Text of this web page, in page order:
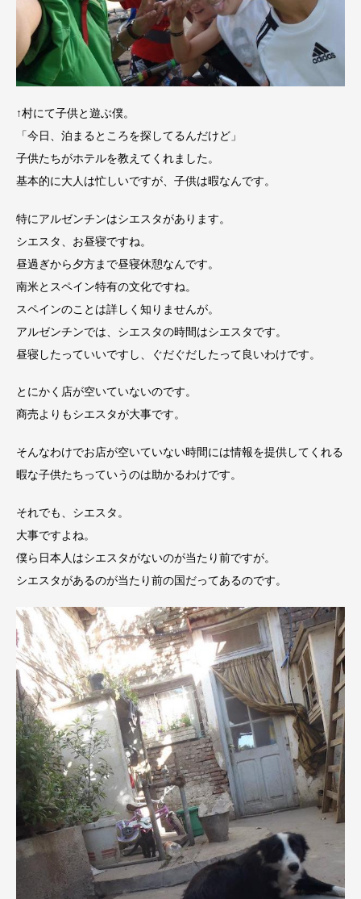
↑村にて子供と遊ぶ僕。
「今日、泊まるところを探してるんだけど」
子供たちがホテルを教えてくれました。
基本的に大人は忙しいですが、子供は暇なんです。
特にアルゼンチンはシエスタがあります。
シエスタ、お昼寝ですね。
昼過ぎから夕方まで昼寝休憩なんです。
南米とスペイン特有の文化ですね。
スペインのことは詳しく知りませんが。
アルゼンチンでは、シエスタの時間はシエスタです。
昼寝したっていいですし、ぐだぐだしたって良いわけです。
とにかく店が空いていないのです。
商売よりもシエスタが大事です。
そんなわけでお店が空いていない時間には情報を提供してくれる
暇な子供たちっていうのは助かるわけです。
それでも、シエスタ。
大事ですよね。
僕ら日本人はシエスタがないのが当たり前ですが。
シエスタがあるのが当たり前の国だってあるのです。